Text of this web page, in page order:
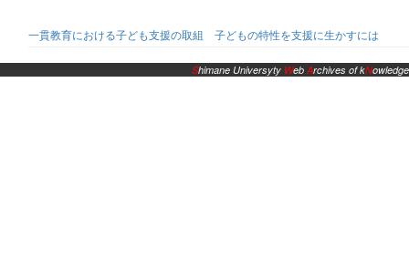
一貫教育における子ども支援の取組 子どもの特性を支援に生かすには
Shimane Universyty WebArchives of kNowledge